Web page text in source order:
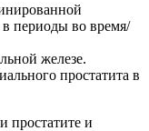
периоды во время/
железе.
простатита в